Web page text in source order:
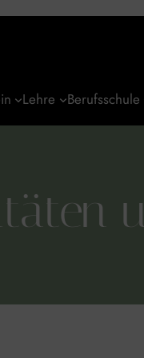
Lehre Berufsschule